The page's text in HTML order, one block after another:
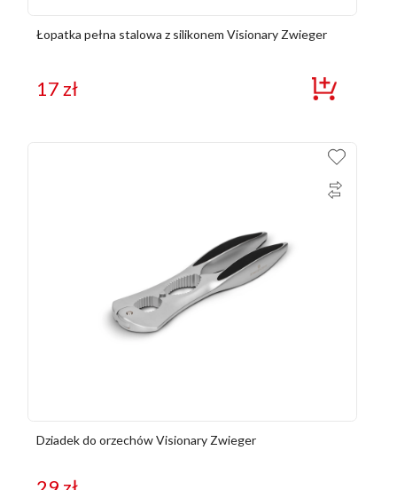
Łopatka pełna stalowa z silikonem Visionary Zwieger
17zł
Dziadek do orzechów Visionary Zwieger